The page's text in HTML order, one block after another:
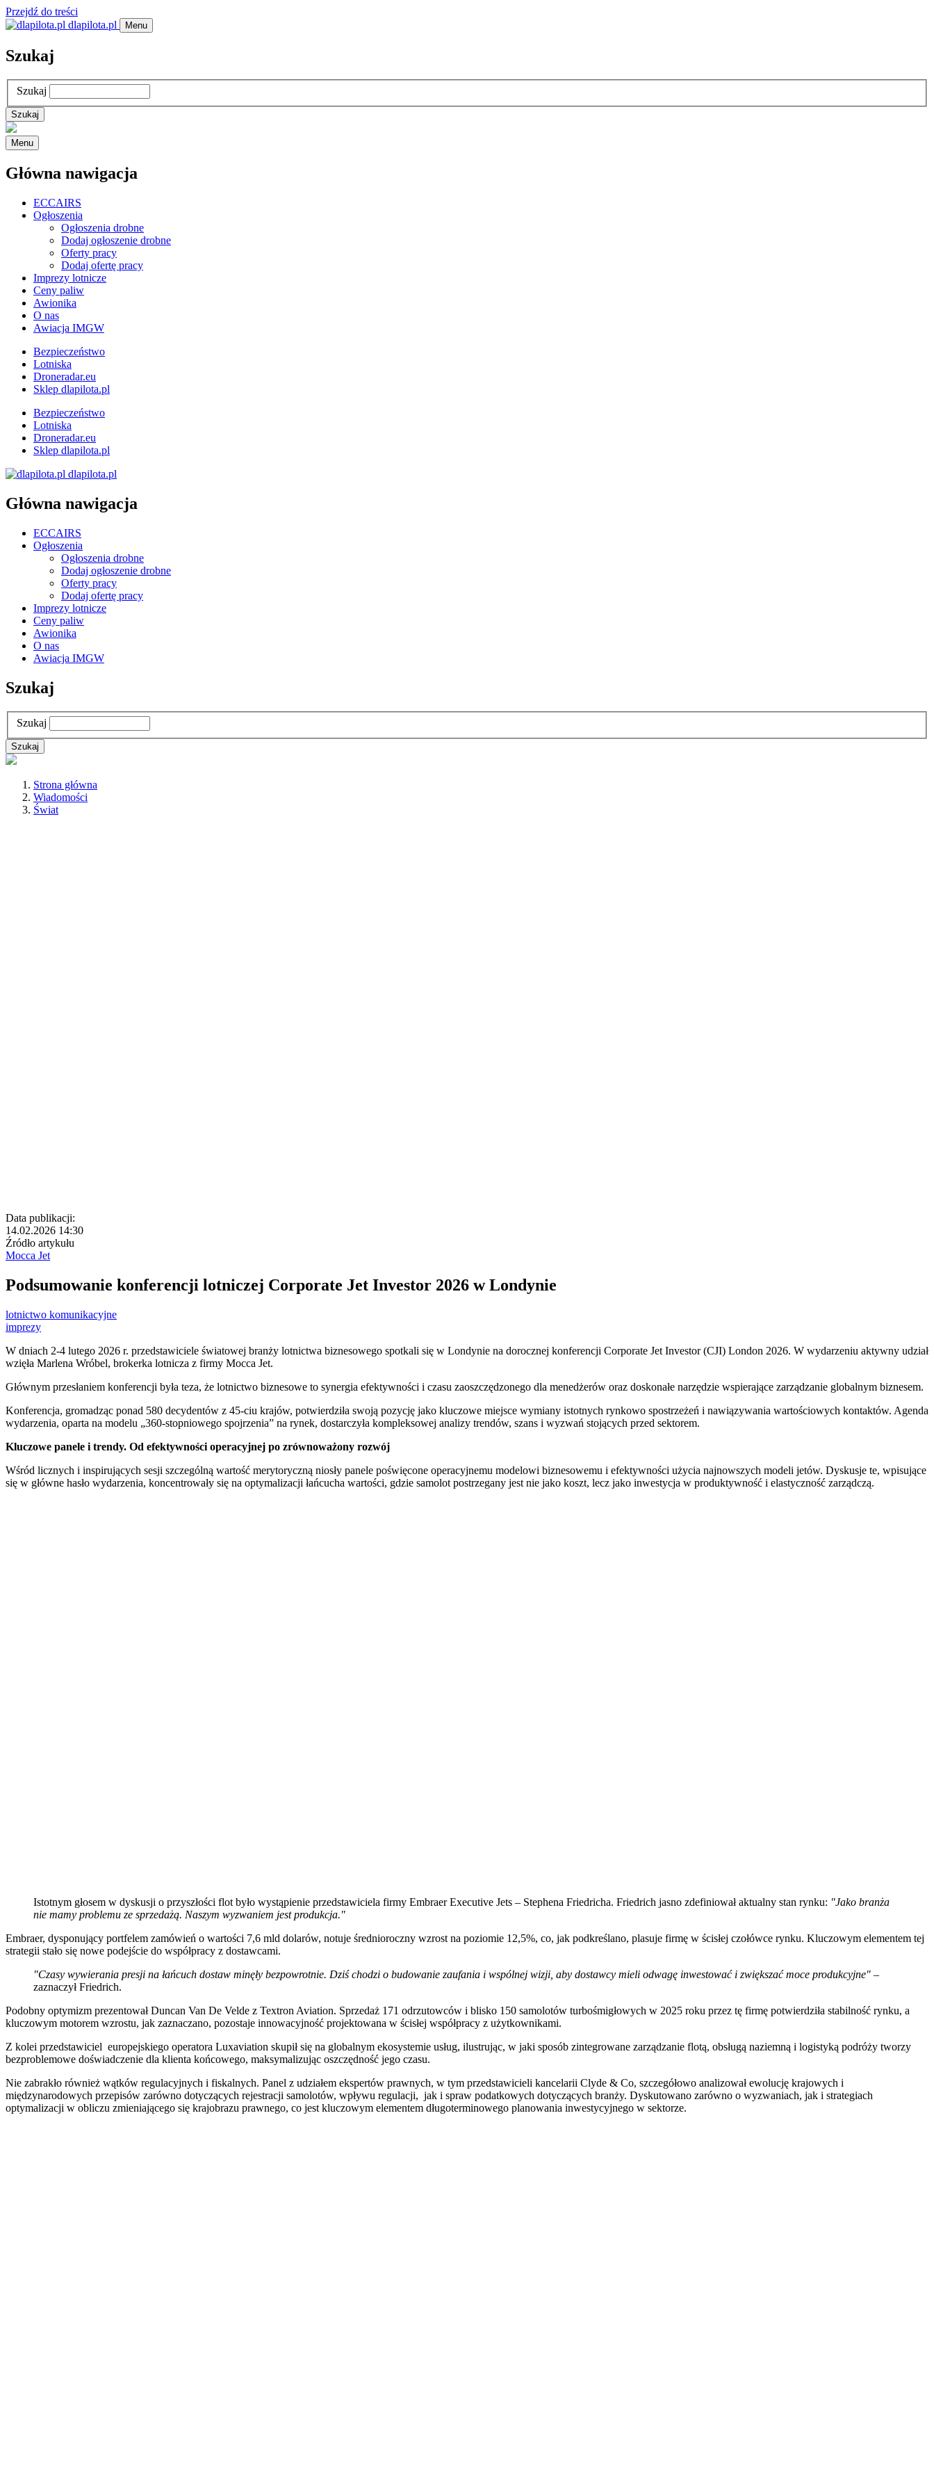
Przejdź do treści
dlapilota.pl
Menu
Szukaj
Szukaj
Menu
Główna nawigacja
ECCAIRS
Ogłoszenia
Ogłoszenia drobne
Dodaj ogłoszenie drobne
Oferty pracy
Dodaj ofertę pracy
Imprezy lotnicze
Ceny paliw
Awionika
O nas
Awiacja IMGW
Bezpieczeństwo
Lotniska
Droneradar.eu
Sklep dlapilota.pl
Bezpieczeństwo
Lotniska
Droneradar.eu
Sklep dlapilota.pl
dlapilota.pl
Główna nawigacja
ECCAIRS
Ogłoszenia
Ogłoszenia drobne
Dodaj ogłoszenie drobne
Oferty pracy
Dodaj ofertę pracy
Imprezy lotnicze
Ceny paliw
Awionika
O nas
Awiacja IMGW
Szukaj
Szukaj
Strona główna
Wiadomości
Świat
Data publikacji:
14.02.2026 14:30
Źródło artykułu
Mocca Jet
Podsumowanie konferencji lotniczej Corporate Jet Investor 2026 w Londynie
lotnictwo komunikacyjne
imprezy
W dniach 2-4 lutego 2026 r. przedstawiciele światowej branży lotnictwa biznesowego spotkali się w Londynie na dorocznej konferencji Corporate Jet Investor (CJI) London 2026. W wydarzeniu aktywny udział
wzięła Marlena Wróbel, brokerka lotnicza z firmy Mocca Jet.
Głównym przesłaniem konferencji była teza, że lotnictwo biznesowe to synergia efektywności i czasu zaoszczędzonego dla menedżerów oraz doskonałe narzędzie wspierające zarządzanie globalnym biznesem.
Konferencja, gromadząc ponad 580 decydentów z 45-ciu krajów, potwierdziła swoją pozycję jako kluczowe miejsce wymiany istotnych rynkowo spostrzeżeń i nawiązywania wartościowych kontaktów. Agenda
wydarzenia, oparta na modelu „360-stopniowego spojrzenia” na rynek, dostarczyła kompleksowej analizy trendów, szans i wyzwań stojących przed sektorem.
Kluczowe panele i trendy. Od efektywności operacyjnej po zrównoważony rozwój
Wśród licznych i inspirujących sesji szczególną wartość merytoryczną niosły panele poświęcone operacyjnemu modelowi biznesowemu i efektywności użycia najnowszych modeli jetów. Dyskusje te, wpisujące
się w główne hasło wydarzenia, koncentrowały się na optymalizacji łańcucha wartości, gdzie samolot postrzegany jest nie jako koszt, lecz jako inwestycja w produktywność i elastyczność zarządczą.
Istotnym głosem w dyskusji o przyszłości flot było wystąpienie przedstawiciela firmy Embraer Executive Jets – Stephena Friedricha. Friedrich jasno zdefiniował aktualny stan rynku: "Jako branża
nie mamy problemu ze sprzedażą. Naszym wyzwaniem jest produkcja."
Embraer, dysponujący portfelem zamówień o wartości 7,6 mld dolarów, notuje średnioroczny wzrost na poziomie 12,5%, co, jak podkreślano, plasuje firmę w ścisłej czołówce rynku. Kluczowym elementem tej
strategii stało się nowe podejście do współpracy z dostawcami.
"Czasy wywierania presji na łańcuch dostaw minęły bezpowrotnie. Dziś chodzi o budowanie zaufania i wspólnej wizji, aby dostawcy mieli odwagę inwestować i zwiększać moce produkcyjne" –
zaznaczył Friedrich.
Podobny optymizm prezentował Duncan Van De Velde z Textron Aviation. Sprzedaż 171 odrzutowców i blisko 150 samolotów turbośmigłowych w 2025 roku przez tę firmę potwierdziła stabilność rynku, a
kluczowym motorem wzrostu, jak zaznaczano, pozostaje innowacyjność projektowana w ścisłej współpracy z użytkownikami.
Z kolei przedstawiciel europejskiego operatora Luxaviation skupił się na globalnym ekosystemie usług, ilustrując, w jaki sposób zintegrowane zarządzanie flotą, obsługą naziemną i logistyką podróży tworzy
bezproblemowe doświadczenie dla klienta końcowego, maksymalizując oszczędność jego czasu.
Nie zabrakło również wątków regulacyjnych i fiskalnych. Panel z udziałem ekspertów prawnych, w tym przedstawicieli kancelarii Clyde & Co, szczegółowo analizował ewolucję krajowych i
międzynarodowych przepisów zarówno dotyczących rejestracji samolotów, wpływu regulacji, jak i spraw podatkowych dotyczących branży. Dyskutowano zarówno o wyzwaniach, jak i strategiach
optymalizacji w obliczu zmieniającego się krajobrazu prawnego, co jest kluczowym elementem długoterminowego planowania inwestycyjnego w sektorze.